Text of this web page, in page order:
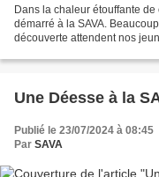
Dans la chaleur étouffante
démarré à la SAVA.
découverte attendent nos
Une Déesse à la
Publié le 23/07/2024 à 08:45
Par SAVA